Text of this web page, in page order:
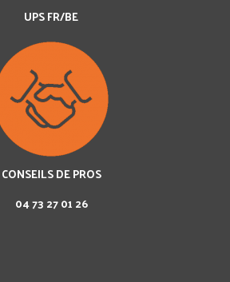
UPS FR/BE
CONSEILS DE PROS
04 73 27 01 26